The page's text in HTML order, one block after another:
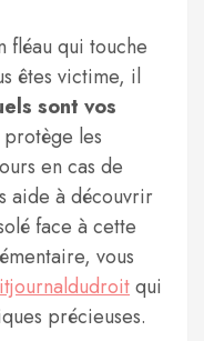
fléau qui touche
êtes victime, il
sont vos
les
en cas de
aide à découvrir
face à cette
vous
qui
précieuses.